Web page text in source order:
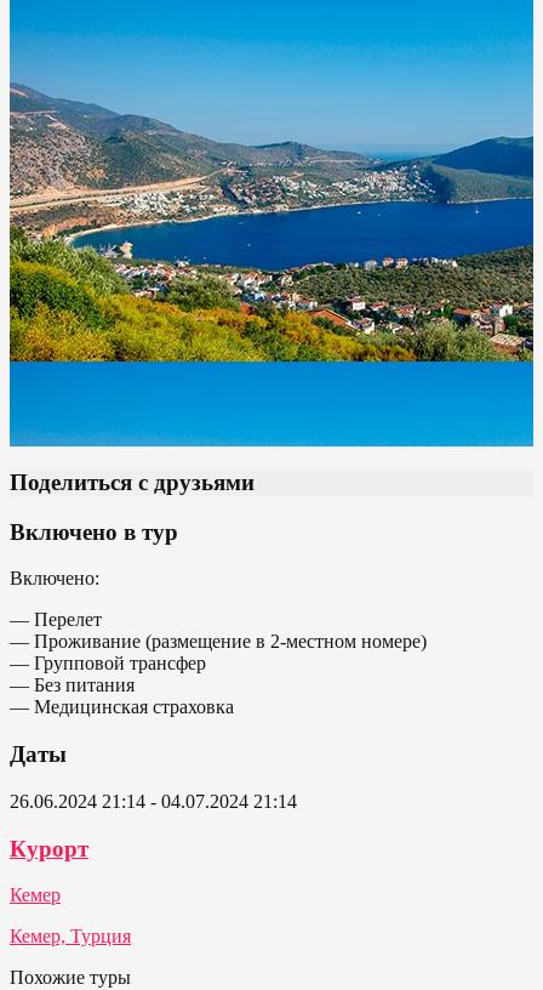
Поделиться с друзьями
Включено в тур
Включено:
— Перелет
— Проживание (размещение в 2-местном номере)
— Групповой трансфер
— Без питания
— Медицинская страховка
Даты
26.06.2024 21:14 - 04.07.2024 21:14
Курорт
Кемер
Кемер, Турция
Похожие туры